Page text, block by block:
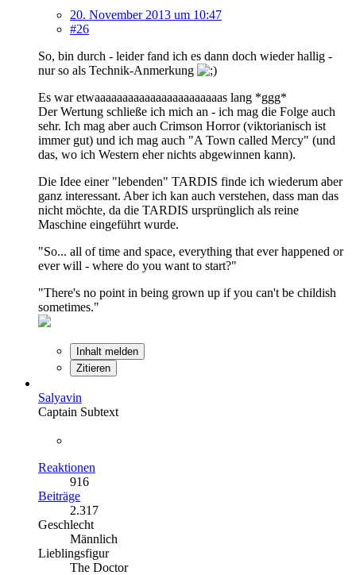
20. November 2013 um 10:47
#26
So, bin durch - leider fand ich es dann doch wieder hallig -
nur so als Technik-Anmerkung
Es war etwaaaaaaaaaaaaaaaaaaaaaaas lang *ggg*
Der Wertung schließe ich mich an - ich mag die Folge auch
sehr. Ich mag aber auch Crimson Horror (viktorianisch ist
immer gut) und ich mag auch "A Town called Mercy" (und
das, wo ich Western eher nichts abgewinnen kann).
Die Idee einer "lebenden" TARDIS finde ich wiederum aber
ganz interessant. Aber ich kan auch verstehen, dass man das
nicht möchte, da die TARDIS ursprünglich als reine
Maschine eingeführt wurde.
"So... all of time and space, everything that ever happened or
ever will - where do you want to start?"
"There's no point in being grown up if you can't be childish
sometimes."
Inhalt melden
Zitieren
Salyavin
Captain Subtext
Reaktionen
916
Beiträge
2.317
Geschlecht
Männlich
Lieblingsfigur
The Doctor